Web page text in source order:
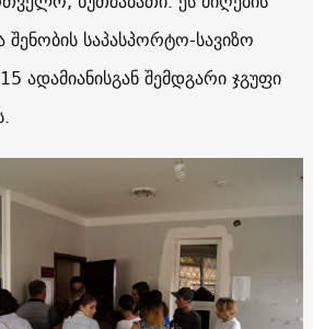
საპასპორტო-სავიზო
ადამიანისგან შემდგარი ჯგუფი